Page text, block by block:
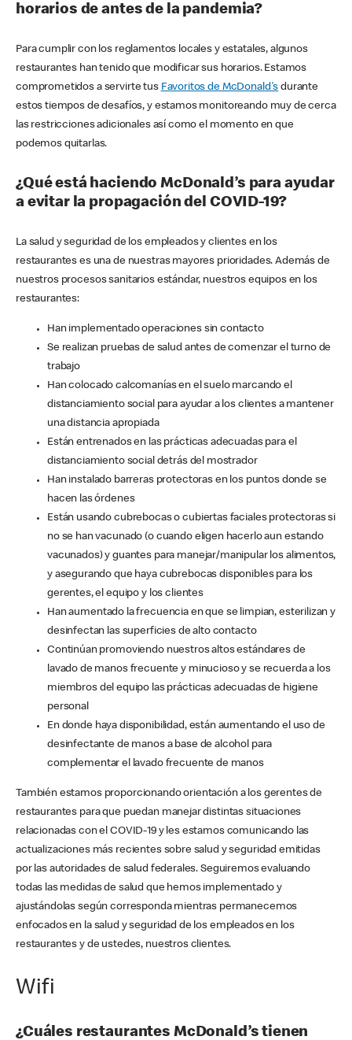
horarios de antes de la pandemia?
Para cumplir con los reglamentos locales y estatales, algunos
restaurantes han tenido que modificar sus horarios. Estamos
comprometidos a servirte tus Favoritos de McDonald's durante
estos tiempos de desafíos, y estamos monitoreando muy de cerca
las restricciones adicionales así como el momento en que
podemos quitarlas.
¿Qué está haciendo McDonald’s para ayudar
a evitar la propagación del COVID-19?
La salud y seguridad de los empleados y clientes en los
restaurantes es una de nuestras mayores prioridades. Además de
nuestros procesos sanitarios estándar, nuestros equipos en los
restaurantes:
Han implementado operaciones sin contacto
Se realizan pruebas de salud antes de comenzar el turno de
trabajo
Han colocado calcomanías en el suelo marcando el
distanciamiento social para ayudar a los clientes a mantener
una distancia apropiada
Están entrenados en las prácticas adecuadas para el
distanciamiento social detrás del mostrador
Han instalado barreras protectoras en los puntos donde se
hacen las órdenes
Están usando cubrebocas o cubiertas faciales protectoras si
no se han vacunado (o cuando eligen hacerlo aun estando
vacunados) y guantes para manejar/manipular los alimentos,
y asegurando que haya cubrebocas disponibles para los
gerentes, el equipo y los clientes
Han aumentado la frecuencia en que se limpian, esterilizan y
desinfectan las superficies de alto contacto
Continúan promoviendo nuestros altos estándares de
lavado de manos frecuente y minucioso y se recuerda a los
miembros del equipo las prácticas adecuadas de higiene
personal
En donde haya disponibilidad, están aumentando el uso de
desinfectante de manos a base de alcohol para
complementar el lavado frecuente de manos
También estamos proporcionando orientación a los gerentes de
restaurantes para que puedan manejar distintas situaciones
relacionadas con el COVID-19 y les estamos comunicando las
actualizaciones más recientes sobre salud y seguridad emitidas
por las autoridades de salud federales. Seguiremos evaluando
todas las medidas de salud que hemos implementado y
ajustándolas según corresponda mientras permanecemos
enfocados en la salud y seguridad de los empleados en los
restaurantes y de ustedes, nuestros clientes.
Wifi
¿Cuáles restaurantes McDonald’s tienen